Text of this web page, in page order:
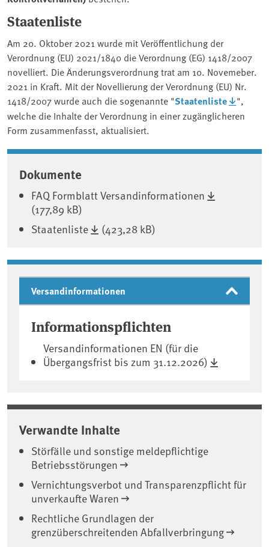
Staatenliste
Am 20. Oktober 2021 wurde mit Veröffentlichung der
Verordnung (EU) 2021/1840 die Verordnung (EG) 1418/2007
novelliert. Die Änderungsverordnung trat am 10. Novemeber.
2021 in Kraft. Mit der Novellierung der Verordnung (EU) Nr.
1418/2007 wurde auch die sogenannte "Staatenliste
",
welche die Inhalte der Verordnung in einer zugänglicheren
Form zusammenfasst, aktualisiert.
Associated content
Dokumente
FAQ Formblatt Versandinformationen
(177,89 kB)
Staatenliste
(423,28 kB)
Versandinformationen
Informationspflichten
Versandinformationen EN (für die
Übergangsfrist bis zum 31.12.2026)
Verwandte Inhalte
Störfälle und sonstige meldepflichtige
Betriebsstörungen
Vernichtungsverbot und Transparenzpflicht für
unverkaufte Waren
Rechtliche Grundlagen der
grenzüberschreitenden Abfallverbringung